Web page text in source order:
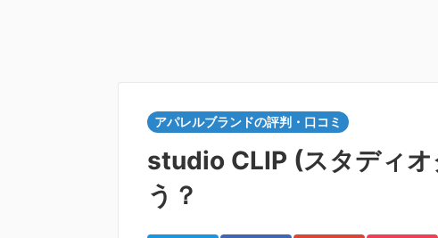
アパレルブランドの評判・口コミ
studio CLIP (スタディ
う？